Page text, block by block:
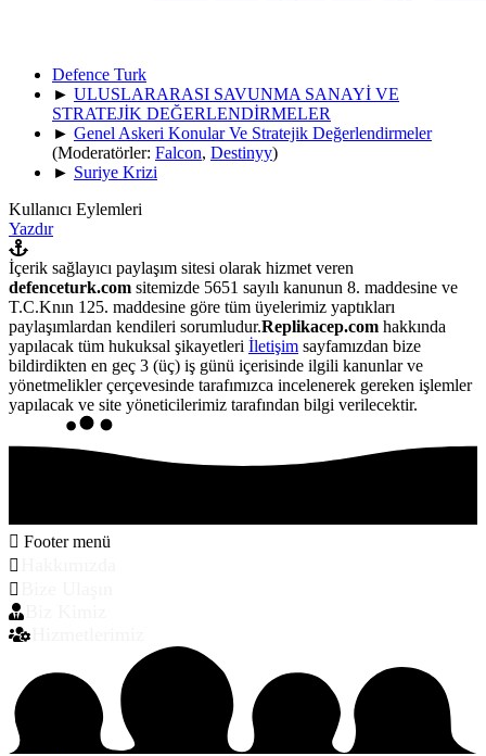
Defence Turk
► ULUSLARARASI SAVUNMA SANAYİ VE
STRATEJİK DEĞERLENDİRMELER
► Genel Askeri Konular Ve Stratejik Değerlendirmeler
(Moderatörler: Falcon, Destinyy)
► Suriye Krizi
Kullanıcı Eylemleri
Yazdır
İçerik sağlayıcı paylaşım sitesi olarak hizmet veren
defenceturk.com sitemizde 5651 sayılı kanunun 8. maddesine ve
T.C.Knın 125. maddesine göre tüm üyelerimiz yaptıkları
paylaşımlardan kendileri sorumludur.Replikacep.com hakkında
yapılacak tüm hukuksal şikayetleri İletişim sayfamızdan bize
bildirdikten en geç 3 (üç) iş günü içerisinde ilgili kanunlar ve
yönetmelikler çerçevesinde tarafımızca incelenerek gereken işlemler
yapılacak ve site yöneticilerimiz tarafından bilgi verilecektir.
Footer menü